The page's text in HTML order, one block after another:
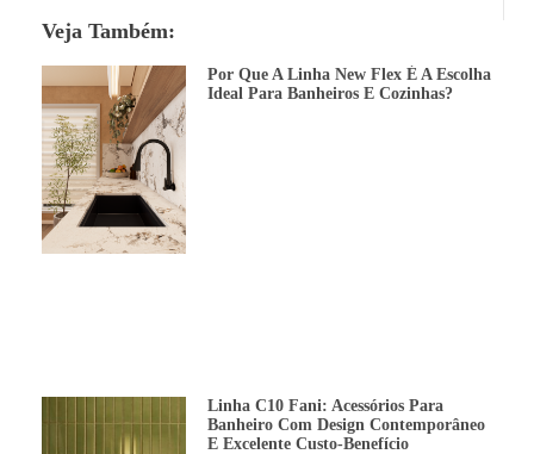
Veja Também:
Por Que A Linha New Flex É A Escolha
Ideal Para Banheiros E Cozinhas?
Linha C10 Fani: Acessórios Para
Banheiro Com Design Contemporâneo
E Excelente Custo-Benefício